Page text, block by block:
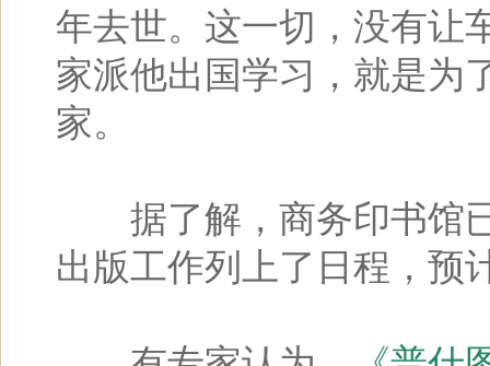
年去世。这一切，没有让
家派他出国学习，就是为
家。
据了解，商务印书馆
出版工作列上了日程，预